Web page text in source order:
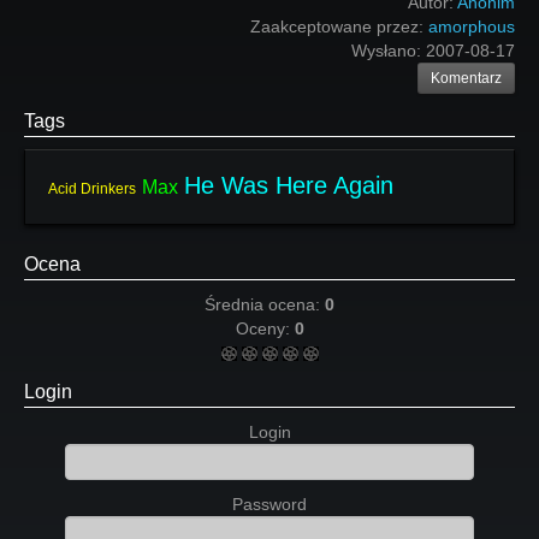
Zaakceptowane przez: amorphous
Wysłano: 2007-08-17
Komentarz
Tags
Acid Drinkers Max He Was Here Again
Ocena
Średnia ocena: 0
Oceny: 0
Login
Login
Password